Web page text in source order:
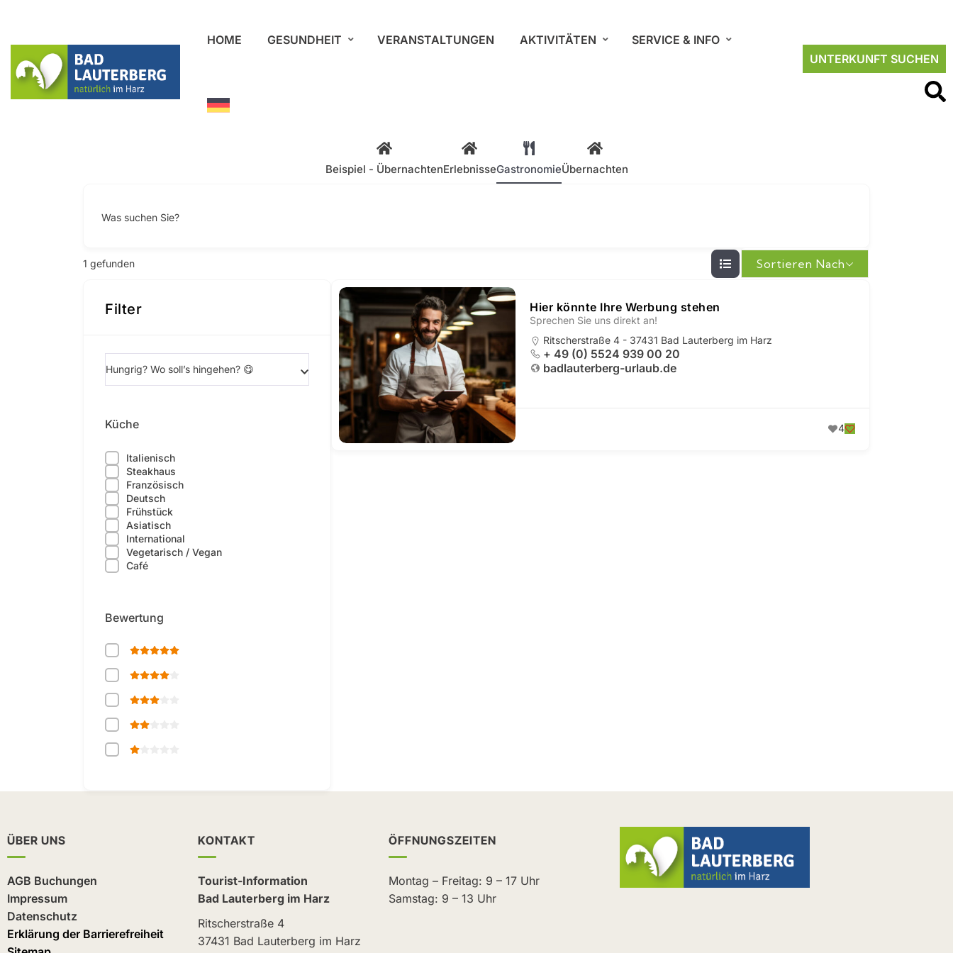
HOME GESUNDHEIT VERANSTALTUNGEN AKTIVITÄTEN
SERVICE & INFO
UNTERKUNFT SUCHEN
Beispiel - ÜbernachtenErlebnisseGastronomieÜbernachten
Was suchen Sie?
1 gefunden Sortieren Nach
Filter
Hungrig? Wo soll’s hingehen? 😋
Küche
Italienisch
Steakhaus
Französisch
Deutsch
Frühstück
Asiatisch
International
Vegetarisch / Vegan
Café
Bewertung
Hier könnte Ihre Werbung stehen
Sprechen Sie uns direkt an!
Ritscherstraße 4 - 37431 Bad Lauterberg im Harz
+ 49 (0) 5524 939 00 20
badlauterberg-urlaub.de
4
ÜBER UNS
AGB Buchungen
Impressum
Datenschutz
Erklärung der Barrierefreiheit
KONTAKT
Tourist-Information
Bad Lauterberg im Harz
Ritscherstraße 4
37431 Bad Lauterberg im Harz
ÖFFNUNGSZEITEN
Montag – Freitag: 9 – 17 Uhr
Samstag: 9 – 13 Uhr